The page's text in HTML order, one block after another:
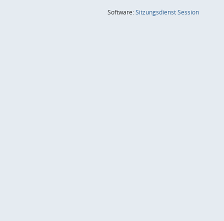
Software:SitzungsdienstSession(Wird in